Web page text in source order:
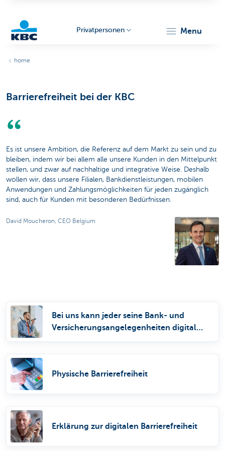
Privatpersonen menu
home
Barrierefreiheit bei der KBC
Es ist unsere Ambition, die Referenz auf dem Markt zu sein und zu
bleiben, indem wir bei allem alle unsere Kunden in den Mittelpunkt
stellen, und zwar auf nachhaltige und integrative Weise. Deshalb
wollen wir, dass unsere Filialen, Bankdienstleistungen, mobilen
Anwendungen und Zahlungsmöglichkeiten für jeden zugänglich
sind, auch für Kunden mit besonderen Bedürfnissen.
David Moucheron, CEO Belgium
Bei uns kann jeder seine Bank- und
Versicherungsangelegenheiten digital
Physische Barrierefreiheit
Erklärung zur digitalen Barrierefreiheit